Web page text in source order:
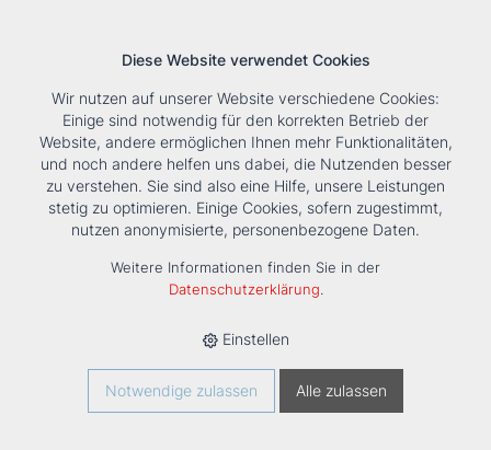
Tools Unternehmen Karriere KontaktSuche
HOME › PRODUKTE › KÄLTE/KLIMA › KLIMASCHRÄNKE ›
RACKKÜHLER NRCD
Diese Website verwendet Cookies
Wir nutzen auf unserer Website verschiedene Cookies:
Einige sind notwendig für den korrekten Betrieb der
Website, andere ermöglichen Ihnen mehr Funktionalitäten,
und noch andere helfen uns dabei, die Nutzenden besser
zu verstehen. Sie sind also eine Hilfe, unsere Leistungen
stetig zu optimieren. Einige Cookies, sofern zugestimmt,
nutzen anonymisierte, personenbezogene Daten.
Weitere Informationen finden Sie in der
Datenschutzerklärung.
Einstellen
Notwendige zulassen Alle zulassen